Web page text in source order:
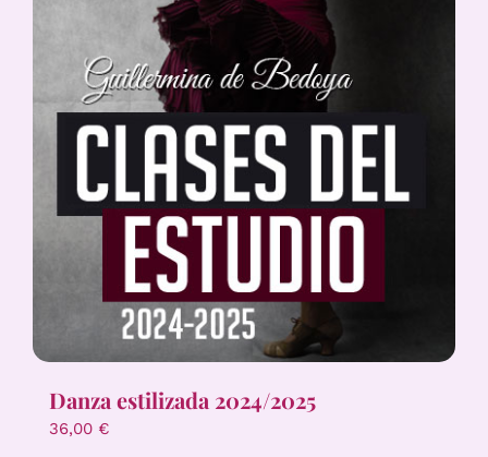
Danza estilizada 2024/2025
36,00 €